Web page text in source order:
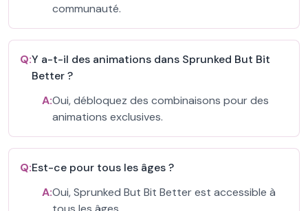
communauté.
Q:Y a-t-il des animations dans Sprunked But Bit
Better ?
A:Oui, débloquez des combinaisons pour des
animations exclusives.
Q:Est-ce pour tous les âges ?
A:Oui, Sprunked But Bit Better est accessible à